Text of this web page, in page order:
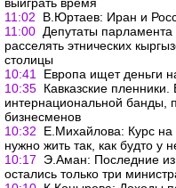
11:02
В.Юртаев: Иран и
11:00 Депутаты парламента
расселять этнических
столицы
10:41
Европа ищет деньги
10:35 Кавказские
интернациональной банды,
бизнесменов
10:32
Е.Михайлова: Курс
нужно жить так, как будто у
10:17
Э.Аман: Последние
остались только три